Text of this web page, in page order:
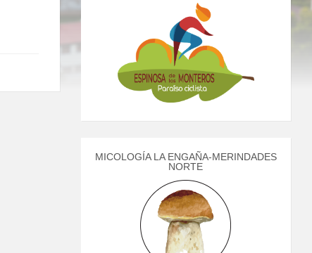
MICOLOGÍA LA ENGAÑA-MERINDADES
NORTE